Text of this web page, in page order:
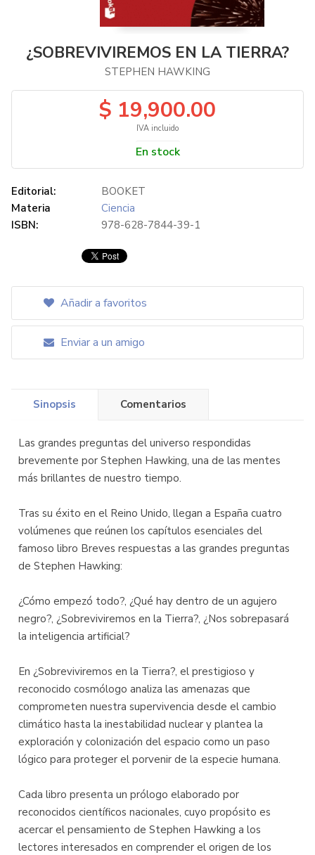
¿SOBREVIVIREMOS EN LA TIERRA?
STEPHEN HAWKING
$ 19,900.00
IVA incluido
En stock
Editorial:
BOOKET
Materia
Ciencia
ISBN:
978-628-7844-39-1
Añadir a favoritos
Enviar a un amigo
Sinopsis Comentarios
Las grandes preguntas del universo respondidas
brevemente por Stephen Hawking, una de las mentes
más brillantes de nuestro tiempo.
Tras su éxito en el Reino Unido, llegan a España cuatro
volúmenes que reúnen los capítulos esenciales del
famoso libro Breves respuestas a las grandes preguntas
de Stephen Hawking:
¿Cómo empezó todo?, ¿Qué hay dentro de un agujero
negro?, ¿Sobreviviremos en la Tierra?, ¿Nos sobrepasará
la inteligencia artificial?
En ¿Sobreviviremos en la Tierra?, el prestigioso y
reconocido cosmólogo analiza las amenazas que
comprometen nuestra supervivencia desde el cambio
climático hasta la inestabilidad nuclear y plantea la
exploración y colonización del espacio como un paso
lógico para proteger el porvenir de la especie humana.
Cada libro presenta un prólogo elaborado por
reconocidos científicos nacionales, cuyo propósito es
acercar el pensamiento de Stephen Hawking a los
lectores interesados en comprender el origen de los